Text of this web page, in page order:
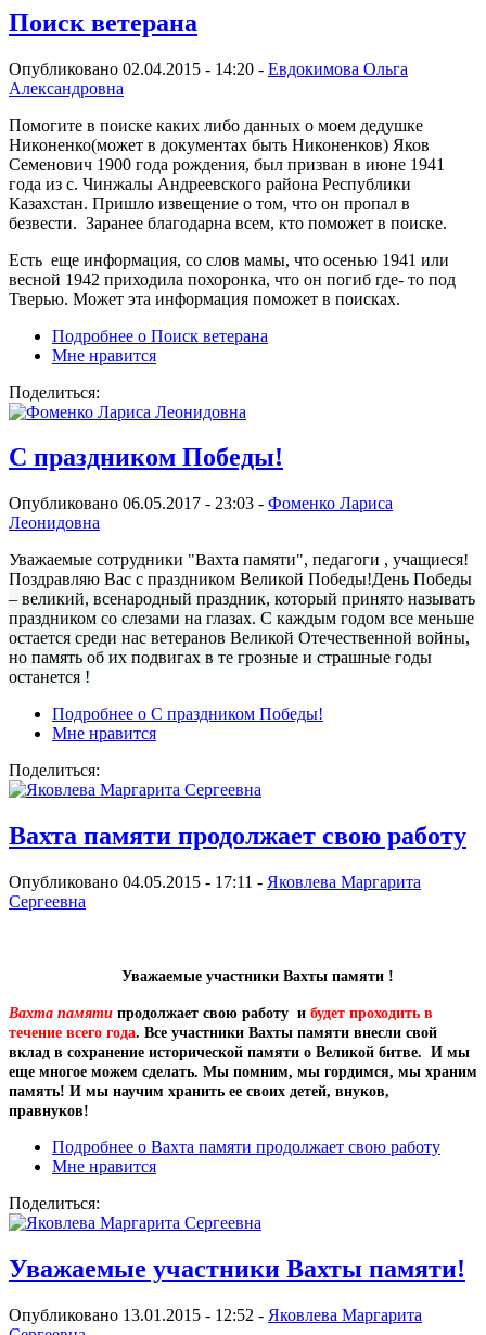
Поиск ветерана
Опубликовано 02.04.2015 - 14:20 - Евдокимова Ольга
Александровна
Помогите в поиске каких либо данных о моем дедушке
Никоненко(может в документах быть Никоненков) Яков
Семенович 1900 года рождения, был призван в июне 1941
года из с. Чинжалы Андреевского района Республики
Казахстан. Пришло извещение о том, что он пропал в
безвести. Заранее благодарна всем, кто поможет в поиске.
Есть еще информация, со слов мамы, что осенью 1941 или
весной 1942 приходила похоронка, что он погиб где- то под
Тверью. Может эта информация поможет в поисках.
Подробнее о Поиск ветерана
Мне нравится
Поделиться:
С праздником Победы!
Опубликовано 06.05.2017 - 23:03 - Фоменко Лариса
Леонидовна
Уважаемые сотрудники "Вахта памяти", педагоги , учащиеся!
Поздравляю Вас с праздником Великой Победы!День Победы
– великий, всенародный праздник, который принято называть
праздником со слезами на глазах. С каждым годом все меньше
остается среди нас ветеранов Великой Отечественной войны,
но память об их подвигах в те грозные и страшные годы
останется !
Подробнее о С праздником Победы!
Мне нравится
Поделиться:
Вахта памяти продолжает свою работу
Опубликовано 04.05.2015 - 17:11 - Яковлева Маргарита
Сергеевна
Уважаемые участники Вахты памяти !
Вахта памяти продолжает свою работу и будет проходить в
течение всего года. Все участники Вахты памяти внесли свой
вклад в сохранение исторической памяти о Великой битве. И мы
еще многое можем сделать. Мы помним, мы гордимся, мы храним
память! И мы научим хранить ее своих детей, внуков,
правнуков!
Подробнее о Вахта памяти продолжает свою работу
Мне нравится
Поделиться:
Уважаемые участники Вахты памяти!
Опубликовано 13.01.2015 - 12:52 - Яковлева Маргарита